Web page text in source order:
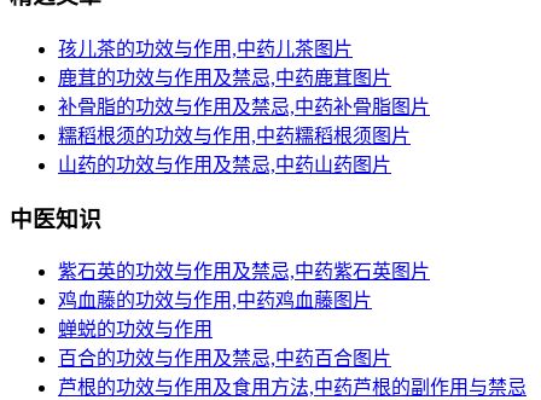
孩儿茶的功效与作用,中药儿茶图片
鹿茸的功效与作用及禁忌,中药鹿茸图片
补骨脂的功效与作用及禁忌,中药补骨脂图片
糯稻根须的功效与作用,中药糯稻根须图片
山药的功效与作用及禁忌,中药山药图片
中医知识
紫石英的功效与作用及禁忌,中药紫石英图片
鸡血藤的功效与作用,中药鸡血藤图片
蝉蜕的功效与作用
百合的功效与作用及禁忌,中药百合图片
芦根的功效与作用及食用方法,中药芦根的副作用与禁忌